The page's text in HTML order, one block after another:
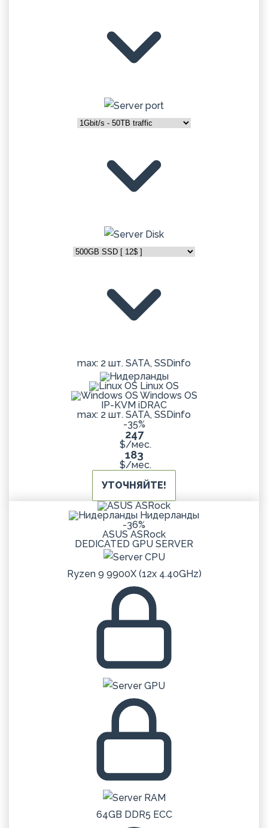
max: 2 шт. SATA, SSDinfo
Linux OS
Windows OS
IP-KVM iDRAC
max: 2 шт. SATA, SSDinfo
-35%
247
$/мес.
183
$/мес.
УТОЧНЯЙТЕ!
Нидерланды
-36%
ASUS ASRock
DEDICATED GPU SERVER
Ryzen 9 9900X (12x 4.40GHz)
64GB DDR5 ECC